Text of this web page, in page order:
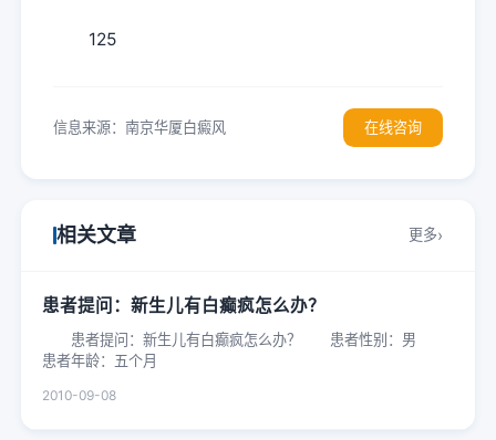
125
信息来源：南京华厦白癜风 在线咨询
相关文章 更多
患者提问：新生儿有白癫疯怎么办？
患者提问：新生儿有白癫疯怎么办？ 患者性别：男
患者年龄：五个月
2010-09-08